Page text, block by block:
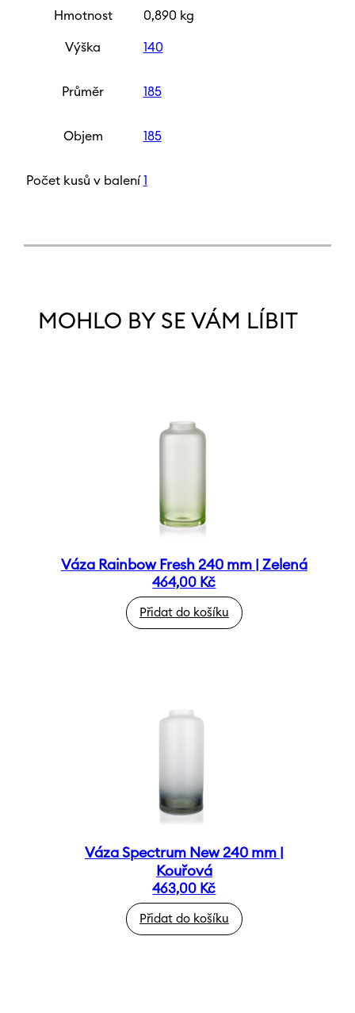
Hmotnost 0,890 kg
Výška 140
Průměr 185
Objem 185
Počet kusů v balení 1
MOHLO BY SE VÁM LÍBIT
Váza Rainbow Fresh 240 mm | Zelená
464,00 Kč
Přidat do košíku
Váza Spectrum New 240 mm |
Kouřová
463,00 Kč
Přidat do košíku